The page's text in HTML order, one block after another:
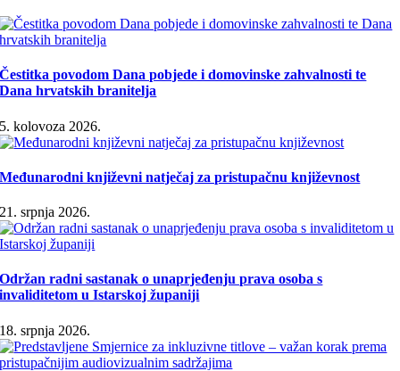
Čestitka povodom Dana pobjede i domovinske zahvalnosti te
Dana hrvatskih branitelja
5. kolovoza 2026.
Međunarodni književni natječaj za pristupačnu književnost
21. srpnja 2026.
Održan radni sastanak o unaprjeđenju prava osoba s
invaliditetom u Istarskoj županiji
18. srpnja 2026.